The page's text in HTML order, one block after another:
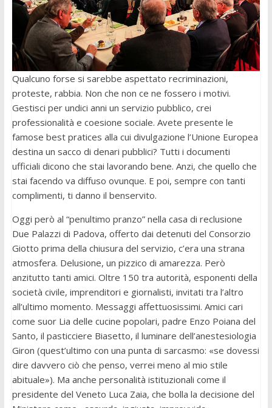
Qualcuno forse si sarebbe aspettato recriminazioni,
proteste, rabbia. Non che non ce ne fossero i motivi.
Gestisci per undici anni un servizio pubblico, crei
professionalità e coesione sociale. Avete presente le
famose best pratices alla cui divulgazione l’Unione Europea
destina un sacco di denari pubblici? Tutti i documenti
ufficiali dicono che stai lavorando bene. Anzi, che quello che
stai facendo va diffuso ovunque. E poi, sempre con tanti
complimenti, ti danno il benservito.
Oggi però al “penultimo pranzo” nella casa di reclusione
Due Palazzi di Padova, offerto dai detenuti del Consorzio
Giotto prima della chiusura del servizio, c’era una strana
atmosfera. Delusione, un pizzico di amarezza. Però
anzitutto tanti amici. Oltre 150 tra autorità, esponenti della
società civile, imprenditori e giornalisti, invitati tra l’altro
all’ultimo momento. Messaggi affettuosissimi. Amici cari
come suor Lia delle cucine popolari, padre Enzo Poiana del
Santo, il pasticciere Biasetto, il luminare dell’anestesiologia
Giron (quest’ultimo con una punta di sarcasmo: «se dovessi
dire davvero ciò che penso, verrei meno al mio stile
abituale»). Ma anche personalità istituzionali come il
presidente del Veneto Luca Zaia, che bolla la decisione del